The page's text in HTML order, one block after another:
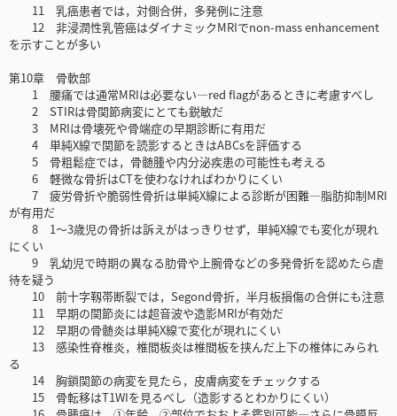
11 乳癌患者では，対側合併，多発例に注意
12 非浸潤性乳管癌はダイナミックMRIでnon-mass enhancement
を示すことが多い
第10章 骨軟部
1 腰痛では通常MRIは必要ない―red flagがあるときに考慮すべし
2 STIRは骨関節病変にとても鋭敏だ
3 MRIは骨壊死や骨端症の早期診断に有用だ
4 単純X線で関節を読影するときはABCsを評価する
5 骨粗鬆症では，骨髄腫や内分泌疾患の可能性も考える
6 軽微な骨折はCTを使わなければわかりにくい
7 疲労骨折や脆弱性骨折は単純X線による診断が困難―脂肪抑制MRI
が有用だ
8 1～3歳児の骨折は訴えがはっきりせず，単純X線でも変化が現れ
にくい
9 乳幼児で時期の異なる肋骨や上腕骨などの多発骨折を認めたら虐
待を疑う
10 前十字靱帯断裂では，Segond骨折，半月板損傷の合併にも注意
11 早期の関節炎には超音波や造影MRIが有効だ
12 早期の骨髄炎は単純X線で変化が現れにくい
13 感染性脊椎炎，椎間板炎は椎間板を挟んだ上下の椎体にみられ
る
14 胸鎖関節の病変を見たら，皮膚病変をチェックする
15 骨転移はT1WIを見るべし（造影するとわかりにくい）